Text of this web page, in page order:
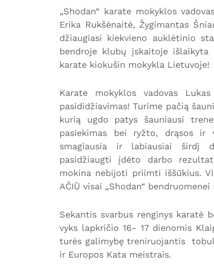
„Shodan“ karate mokyklos
Erika Rukšėnaitė, Žygimantas
džiaugiasi kiekvieno auklėtinio
bendroje klubų įskaitoje
karate kiokušin mokykla Lietuvoje!
Karate mokyklos vadovas
pasididžiavimas! Turime pačią
kurią ugdo patys šauniausi
pasiekimas bei ryžto, drąsos ir
smagiausia ir labiausiai širdį
pasidžiaugti įdėto darbo
mokina nebijoti priimti iššūkius.
AČIŪ visai „Shodan“
Sekantis svarbus renginys karatė
vyks lapkričio 16- 17 dienomis
turės galimybę treniruojantis
ir Europos Kata meistrais.